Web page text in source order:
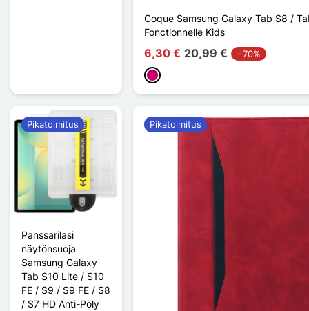
Coque Samsung Galaxy Tab S8 /
Fonctionnelle Kids
6,30 € 20,99 € −70%
Magenta
Panssarilasi
näytönsuoja
Samsung Galaxy
Tab S10 Lite / S10
FE / S9 / S9 FE / S8
/ S7 HD Anti-Pöly
Pikatoimitus Pikatoimitus